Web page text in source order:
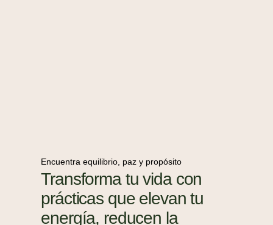
Encuentra equilibrio, paz y propósito
Transforma tu vida con
prácticas que elevan tu
energía, reducen la